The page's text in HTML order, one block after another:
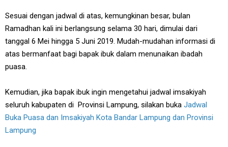
Sesuai dengan jadwal di atas, kemungkinan besar, bulan
Ramadhan kali ini berlangsung selama 30 hari, dimulai dari
tanggal 6 Mei hingga 5 Juni 2019. Mudah-mudahan informasi di
atas bermanfaat bagi bapak ibuk dalam menunaikan ibadah
puasa.
Kemudian, jika bapak ibuk ingin mengetahui jadwal imsakiyah
seluruh kabupaten di Provinsi Lampung, silakan buka Jadwal
Buka Puasa dan Imsakiyah Kota Bandar Lampung dan Provinsi
Lampung